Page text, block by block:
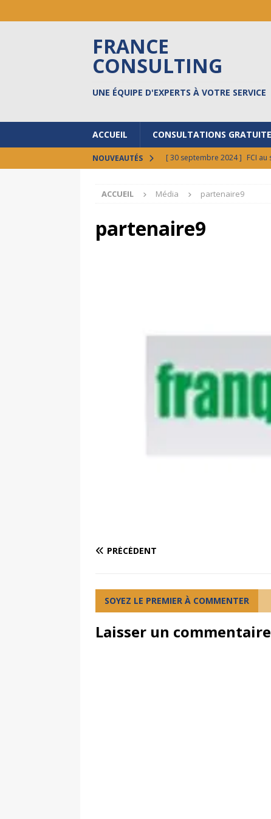
FRANCE
CONSULTING
UNE ÉQUIPE D'EXPERTS À VOTRE SERVICE
ACCUEIL CONSULTATIONS
NOUVEAUTÉS [ 30 septembre 2024 ] FCI
ACTUALITÉS
[ 12 février 2026 ]
ACCUEIL Média partenaire9
partenaire9
PRÉCÉDENT
SOYEZ LE PREMIER À COMMENTER
Laisser un commentaire